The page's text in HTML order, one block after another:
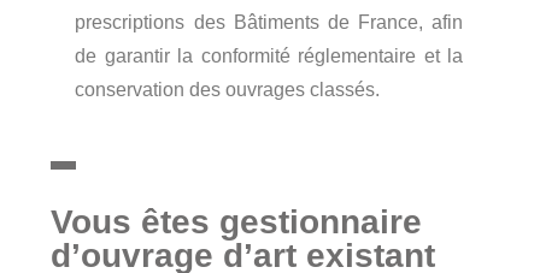
prescriptions des Bâtiments de France, afin
de garantir la conformité réglementaire et la
conservation des ouvrages classés.
Vous êtes gestionnaire
d’ouvrage d’art existant